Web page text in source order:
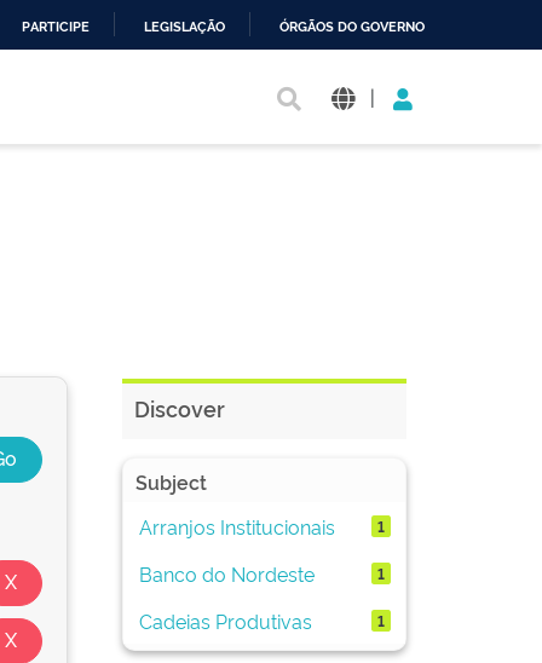
PARTICIPE LEGISLAÇÃO ÓRGÃOS DO GOVERNO
|
Discover
Subject
Arranjos Institucionais
1
Banco do Nordeste 1
Cadeias Produtivas 1